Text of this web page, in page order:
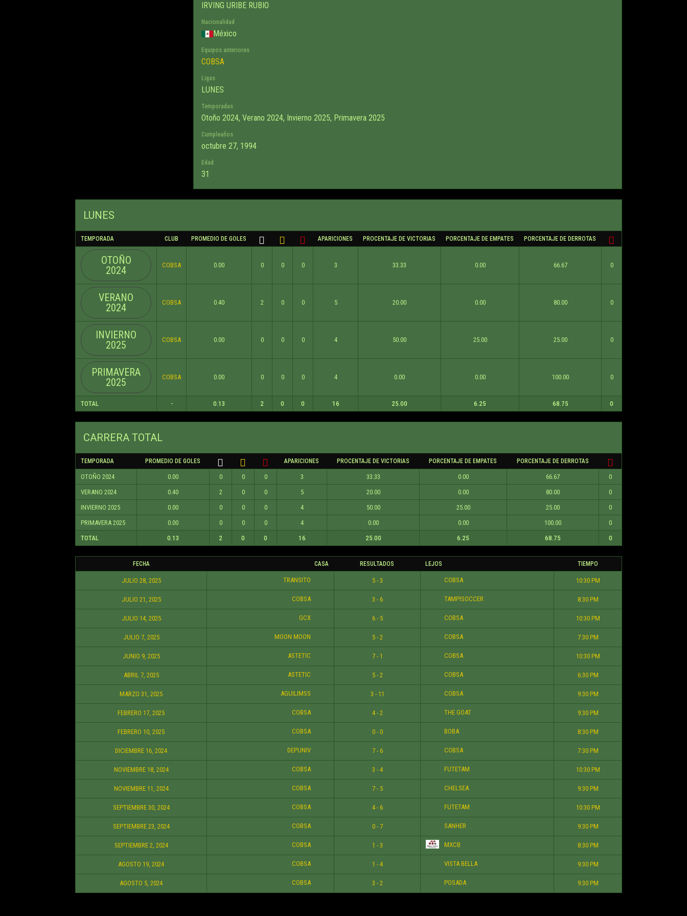
IRVING URIBE RUBIO
Nacionalidad
México
Equipos anteriores
COBSA
Ligas
LUNES
Temporadas
Otoño 2024, Verano 2024, Invierno 2025, Primavera 2025
Cumpleaños
octubre 27, 1994
Edad
31
LUNES
TEMPORADA CLUB PROMEDIO DE GOLES APARICIONES PROCENTAJE DE VICTORIAS PORCENTAJE DE EMPATES PORCENTAJE DE DERROTAS
OTOÑO
2024
COBSA 0.00 0 0 0 3 33.33 0.00 66.67 0
VERANO
2024
COBSA 0.40 2 0 0 5 20.00 0.00 80.00 0
INVIERNO
2025
COBSA 0.00 0 0 0 4 50.00 25.00 25.00 0
PRIMAVERA
2025
COBSA 0.00 0 0 0 4 0.00 0.00 100.00 0
TOTAL - 0.13 2 0 0 16 25.00 6.25 68.75 0
CARRERA TOTAL
TEMPORADA PROMEDIO DE GOLES APARICIONES PROCENTAJE DE VICTORIAS PORCENTAJE DE EMPATES PORCENTAJE DE DERROTAS
OTOÑO 2024 0.00 0 0 0 3 33.33 0.00 66.67
0
VERANO 2024
0.40 2 0 0 5 20.00 0.00 80.00
0
INVIERNO 2025
0.00 0 0 0 4 50.00 25.00 25.00
0
PRIMAVERA 2025
0.00 0 0 0 4 0.00 0.00 100.00
0
TOTAL
0.13 2 0 0 16 25.00 6.25 68.75 0
FECHA CASA RESULTADOS LEJOS TIEMPO
JULIO 28, 2025 TRANSITO 5 - 3 COBSA 10:30 PM
JULIO 21, 2025 COBSA 3 - 6 TAMPISOCCER 8:30 PM
JULIO 14, 2025 GCX 6 - 5 COBSA 10:30 PM
JULIO 7, 2025 MOON MOON 5 - 2 COBSA 7:30 PM
JUNIO 9, 2025 ASTETIC 7 - 1 COBSA 10:30 PM
ABRIL 7, 2025 ASTETIC 5 - 2 COBSA 6:30 PM
MARZO 31, 2025 AGUILIMSS 3 - 11 COBSA 9:30 PM
FEBRERO 17, 2025 COBSA 4 - 2 THE GOAT 9:30 PM
FEBRERO 10, 2025 COBSA 0 - 0 BOBA 8:30 PM
DICIEMBRE 16, 2024 DEPUNIV 7 - 6 COBSA 7:30 PM
NOVIEMBRE 18, 2024 COBSA 3 - 4 FUTETAM 10:30 PM
NOVIEMBRE 11, 2024 COBSA 7 - 5 CHELSEA 9:30 PM
SEPTIEMBRE 30, 2024 COBSA 4 - 6 FUTETAM 10:30 PM
SEPTIEMBRE 23, 2024 COBSA 0 - 7 SANHER 9:30 PM
SEPTIEMBRE 2, 2024 COBSA 1 - 3 MXCB 8:30 PM
AGOSTO 19, 2024 COBSA 1 - 4 VISTA BELLA 9:30 PM
AGOSTO 5, 2024 COBSA 3 - 2 POSADA 9:30 PM